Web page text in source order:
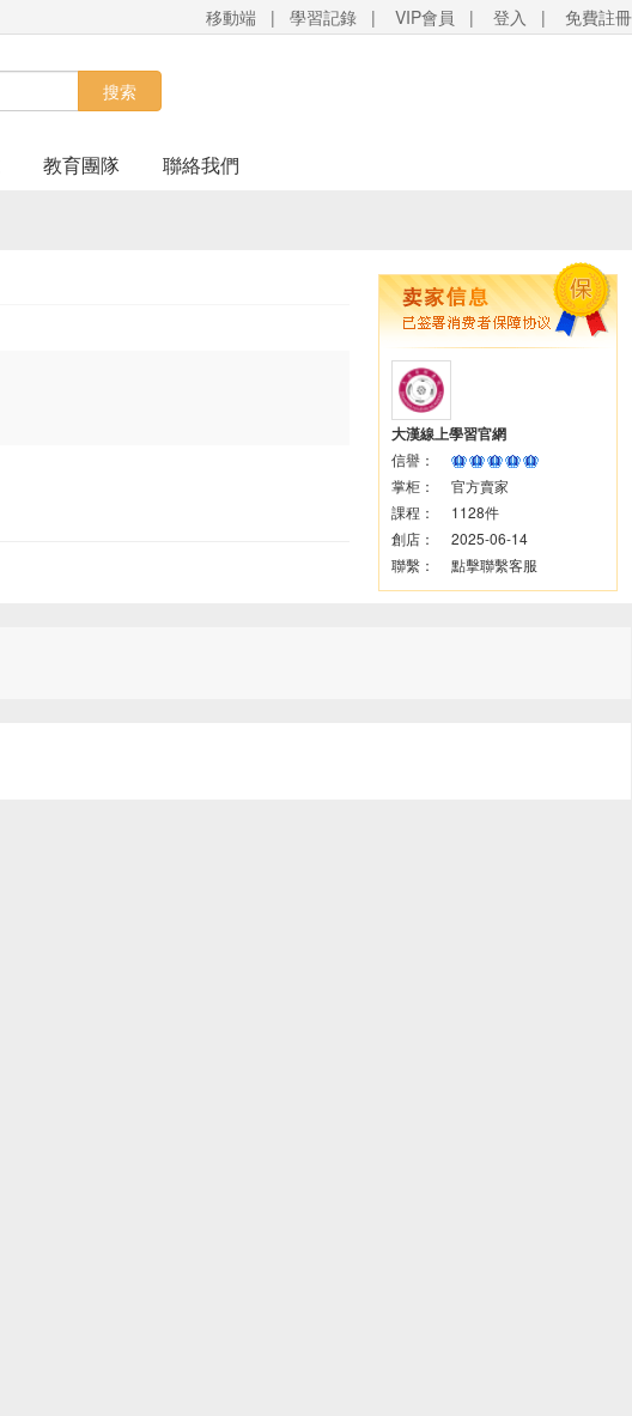
移動端 | 學習記錄 | VIP會員 | 登入 | 免費註冊
搜索
教育團隊 聯絡我們
大漢線上學習官網
信譽：
掌柜：
官方賣家
課程：
1128件
創店：
2025-06-14
聯繫：
點擊聯繫客服